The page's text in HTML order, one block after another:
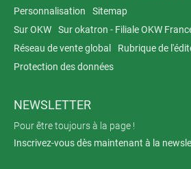
Personnalisation
Sitemap
Sur OKW
Sur okatron - Filiale OKW
Réseau de vente global
Rubrique de
Protection des données
NEWSLETTER
Pour être toujours à la page !
Inscrivez-vous dès maintenant à la